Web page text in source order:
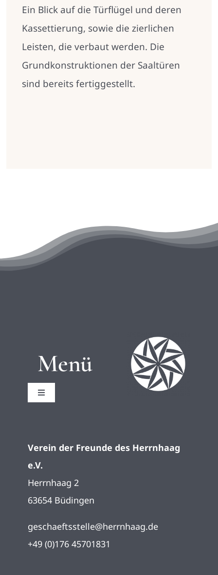
Ein Blick auf die Türflügel und deren
Kassettierung, sowie die zierlichen
Leisten, die verbaut werden. Die
Grundkonstruktionen der Saaltüren
sind bereits fertiggestellt.
Menü
Toggle
Impressum
Datenschutz
Verein der Freunde des Herrnhaag
e.V.
Herrnhaag 2
63654 Büdingen
geschaeftsstelle@herrnhaag.de
+49 (0)176 45701831